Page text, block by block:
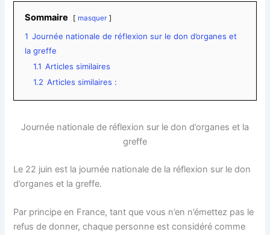
Sommaire masquer
1 Journée nationale de réflexion sur le don d’organes et
la greffe
1.1 Articles similaires
1.2 Articles similaires :
Journée nationale de réflexion sur le don d’organes et la
greffe
Le 22 juin est la journée nationale de la réflexion sur le don
d’organes et la greffe.
Par principe en France, tant que vous n’en n’émettez pas le
refus de donner, chaque personne est considéré comme